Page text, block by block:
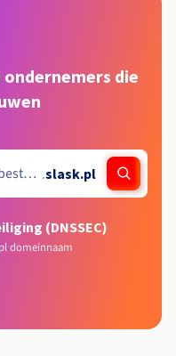
die
.slask.pl
(DNSSEC)
domeinnaam